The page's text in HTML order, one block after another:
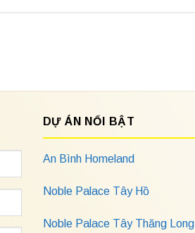
DỰ ÁN NỔI BẬT
An Bình Homeland
Noble Palace Tây Hồ
Noble Palace Tây Thăng Long